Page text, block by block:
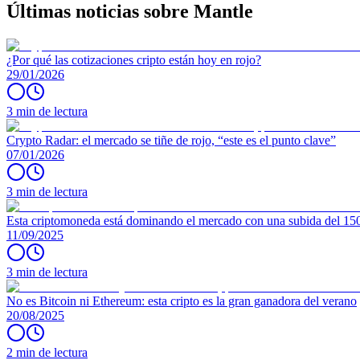
Últimas noticias sobre Mantle
¿Por qué las cotizaciones cripto están hoy en rojo?
29/01/2026
3 min de lectura
Crypto Radar: el mercado se tiñe de rojo, “este es el punto clave”
07/01/2026
3 min de lectura
Esta criptomoneda está dominando el mercado con una subida del
11/09/2025
3 min de lectura
No es Bitcoin ni Ethereum: esta cripto es la gran ganadora del verano
20/08/2025
2 min de lectura